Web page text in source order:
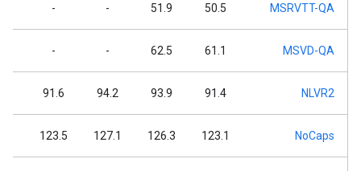
MSRVTT-QA
50.5
51.9
-
-
MSVD-QA
61.1
62.5
-
-
NLVR2
91.4
93.9
94.2
91.6
NoCaps
123.1
126.3
127.1
123.5